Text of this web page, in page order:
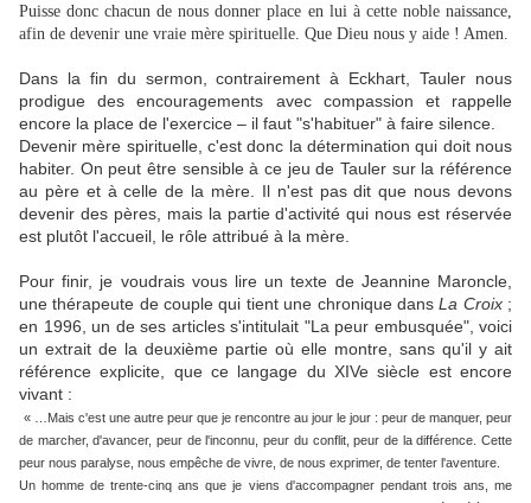
Puisse donc chacun de nous donner place en lui à cette noble naissance,
afin de devenir une vraie mère spirituelle. Que Dieu nous y aide ! Amen.
Dans la fin du sermon, contrairement à Eckhart, Tauler nous
prodigue des encouragements avec compassion et rappelle
encore la place de l'exercice – il faut "s'habituer" à faire silence.
Devenir mère spirituelle, c'est donc la détermination qui doit nous
habiter. On peut être sensible à ce jeu de Tauler sur la référence
au père et à celle de la mère. Il n'est pas dit que nous devons
devenir des pères, mais la partie d'activité qui nous est réservée
est plutôt l'accueil, le rôle attribué à la mère.
Pour finir, je voudrais vous lire un texte de Jeannine Maroncle,
une thérapeute de couple qui tient une chronique dansLa Croix;
en 1996, un de ses articles s'intitulait "La peur embusquée", voici
un extrait de la deuxième partie où elle montre, sans qu'il y ait
référence explicite, que ce langage du XIVe siècle est encore
vivant :
« …Mais c'est une autre peur que je rencontre au jour le jour : peur de manquer, peur
de marcher, d'avancer, peur de l'inconnu, peur du conflit, peur de la différence. Cette
peur nous paralyse, nous empêche de vivre, de nous exprimer, de tenter l'aventure.
Un homme de trente-cinq ans que je viens d'accompagner pendant trois ans, me